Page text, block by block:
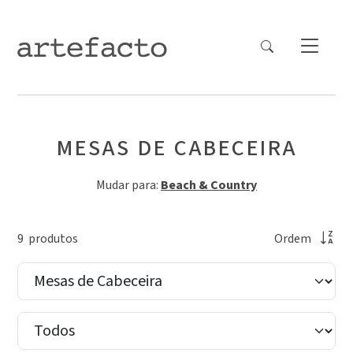
MESAS DE CABECEIRA
Mudar para: Beach & Country
9 produtos Ordem